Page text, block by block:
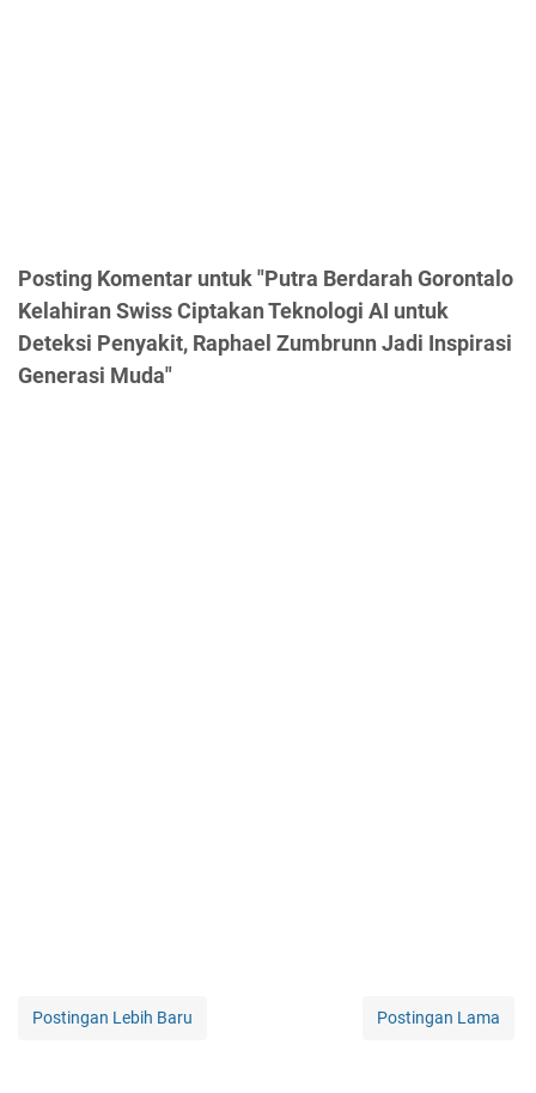
Posting Komentar untuk "Putra Berdarah Gorontalo
Kelahiran Swiss Ciptakan Teknologi AI untuk
Deteksi Penyakit, Raphael Zumbrunn Jadi Inspirasi
Generasi Muda"
Postingan Lebih Baru Postingan Lama